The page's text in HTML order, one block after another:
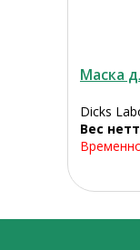
Маска
Dicks
Вес